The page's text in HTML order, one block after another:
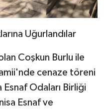
Uğurlandılar
Coşkun Burlu ile
cenaze töreni
Odaları Birliği
Esnaf ve